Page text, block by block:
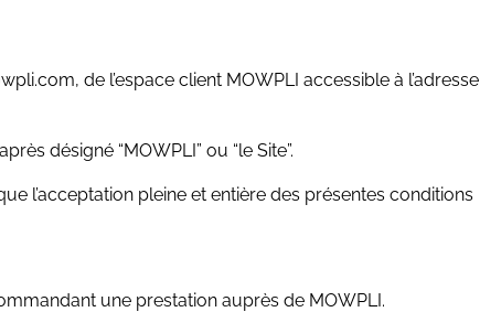
de l’espace client MOWPLI accessible à l’adresse
désigné “MOWPLI” ou “le Site”.
l’acceptation pleine et entière des présentes conditions
une prestation auprès de MOWPLI.